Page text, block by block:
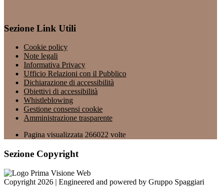
Sezione Link Utili
Cookie policy
Note legali
Informativa Privacy
Ufficio Relazioni con il Pubblico
Dichiarazione di accessibilità
Obiettivi di accessibilità
Whistleblowing
Gestione consensi cookie
Amministrazione trasparente
Pagina visualizzata 266022 volte
Sezione Copyright
Copyright 2026 | Engineered and powered by Gruppo Spaggiari